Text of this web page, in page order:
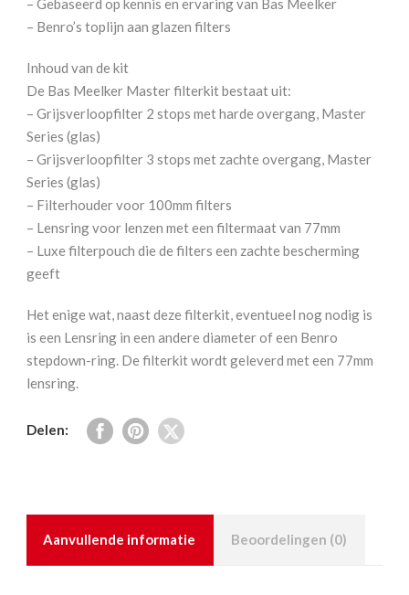
– Gebaseerd op kennis en ervaring van Bas Meelker
– Benro’s toplijn aan glazen filters
Inhoud van de kit
De Bas Meelker Master filterkit bestaat uit:
– Grijsverloopfilter 2 stops met harde overgang, Master
Series (glas)
– Grijsverloopfilter 3 stops met zachte overgang, Master
Series (glas)
– Filterhouder voor 100mm filters
– Lensring voor lenzen met een filtermaat van 77mm
– Luxe filterpouch die de filters een zachte bescherming
geeft
Het enige wat, naast deze filterkit, eventueel nog nodig is
is een Lensring in een andere diameter of een Benro
stepdown-ring. De filterkit wordt geleverd met een 77mm
lensring.
Delen:
Aanvullende informatie Beoordelingen (0)